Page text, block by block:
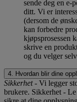
sende deg en e-
ditt. Vi er
(dersom de
kan forbedre
kjøpsprosessen
skrive en
og du velger
4. Hvordan blir dine
Sikkerhet- Vi legger
brukere. Sikkerhet -